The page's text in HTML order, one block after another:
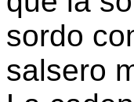
sordo
salsero